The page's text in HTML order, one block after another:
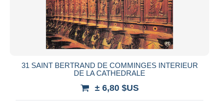
31 SAINT BERTRAND DE COMMINGES INTERIEUR
DE LA CATHEDRALE
± 6,80 $US